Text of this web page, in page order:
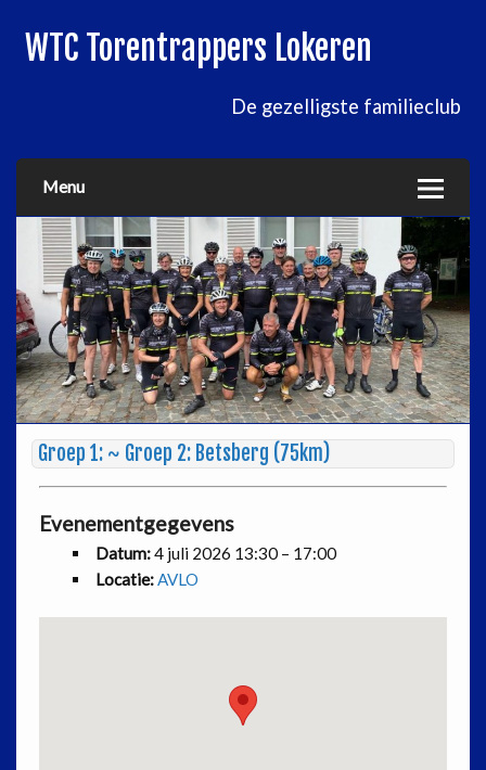
WTC Torentrappers Lokeren
De gezelligste familieclub
Menu
Groep 1: ~ Groep 2: Betsberg (75km)
Evenementgegevens
Datum:4 juli 2026 13:30 – 17:00
Locatie:AVLO